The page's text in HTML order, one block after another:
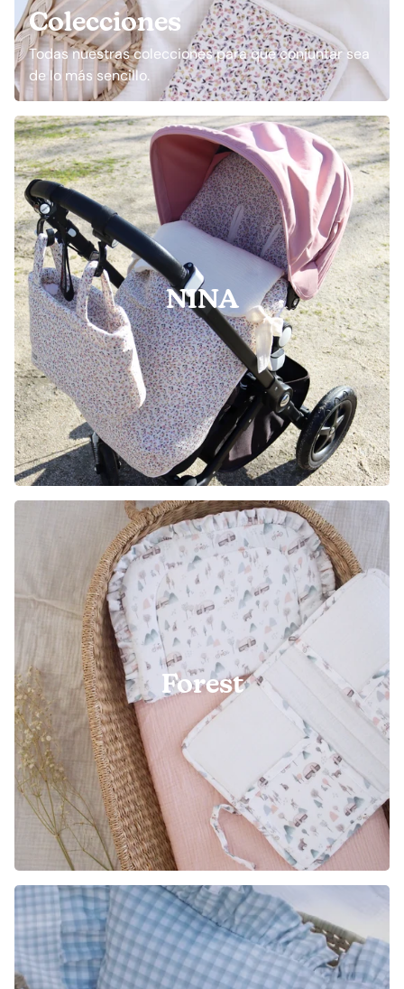
Colecciones
Todas nuestras colecciones para que conjuntar sea
de lo más sencillo.
NINA
Forest